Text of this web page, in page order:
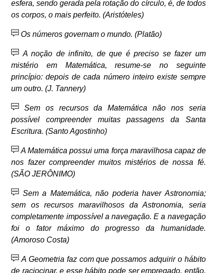
esfera, sendo gerada pela rotação do círculo, é, de todos
os corpos, o mais perfeito. (Aristóteles)
Os números governam o mundo. (Platão)
A noção de infinito, de que é preciso se fazer um
mistério em Matemática, resume-se no seguinte
princípio: depois de cada número inteiro existe sempre
um outro. (J. Tannery)
Sem os recursos da Matemática não nos seria
possível compreender muitas passagens da Santa
Escritura. (Santo Agostinho)
A Matemática possui uma força maravilhosa capaz de
nos fazer compreender muitos mistérios de nossa fé.
(SÃO JERÔNIMO)
Sem a Matemática, não poderia haver Astronomia;
sem os recursos maravilhosos da Astronomia, seria
completamente impossível a navegação. E a navegação
foi o fator máximo do progresso da humanidade.
(Amoroso Costa)
A Geometria faz com que possamos adquirir o hábito
de raciocinar, e esse hábito pode ser empregado, então,